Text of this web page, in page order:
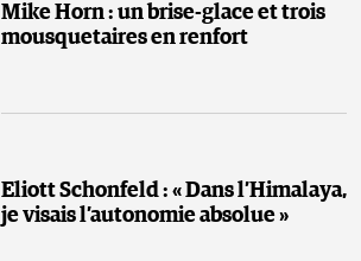
Mike Horn : un brise-glace et trois
mousquetaires en renfort
Eliott Schonfeld : « Dans l’Himalaya,
je visais l’autonomie absolue »